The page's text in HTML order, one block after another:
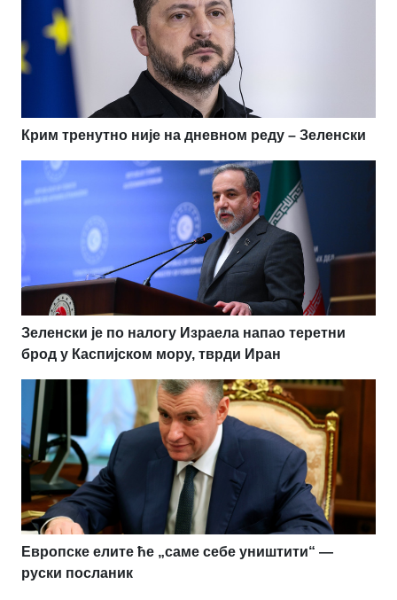
Крим тренутно није на дневном реду – Зеленски
Зеленски је по налогу Израела напао теретни
брод у Каспијском мору, тврди Иран
Европске елите ће „саме себе уништити“ —
руски посланик